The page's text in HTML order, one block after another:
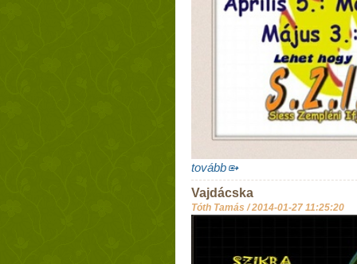
tovább
Vajdácska
Tóth Tamás /2014-01-27 11:25:20